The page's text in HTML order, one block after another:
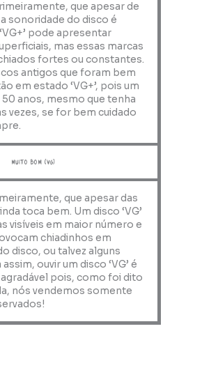
que apesar de
sonoridade do disco é
pode apresentar
mas essas marcas
fortes ou constantes.
antigos que foram bem
em estado ‘VG+’, pois um
anos, mesmo que tenha
vezes, se for bem cuidado
muito bom (VG)
que apesar das
toca bem. Um disco ‘VG’
visíveis em maior número e
chiadinhos em
disco, ou talvez alguns
ouvir um disco ‘VG’ é
pois, como foi dito
nós vendemos somente